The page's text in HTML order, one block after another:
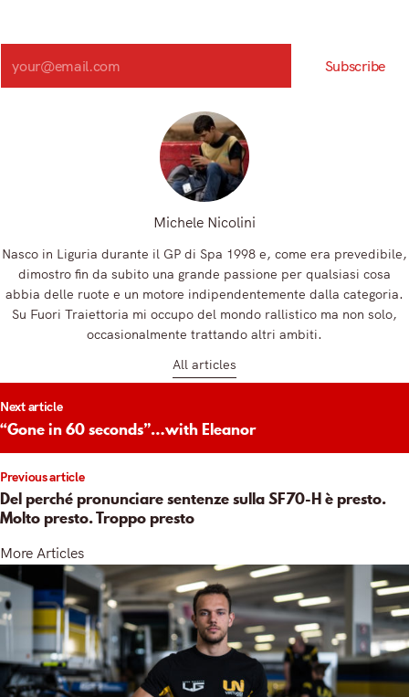
Search
Subscribe
Michele Nicolini
Nasco in Liguria durante il GP di Spa 1998 e, come era prevedibile,
dimostro fin da subito una grande passione per qualsiasi cosa
abbia delle ruote e un motore indipendentemente dalla categoria.
Su Fuori Traiettoria mi occupo del mondo rallistico ma non solo,
occasionalmente trattando altri ambiti.
All articles
Previous article
Del perché pronunciare sentenze sulla SF70-H è presto.
Molto presto. Troppo presto
Next article
“Gone in 60 seconds”…with Eleanor
More Articles